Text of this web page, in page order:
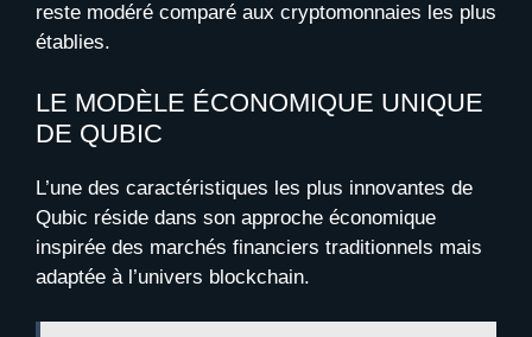
reste modéré comparé aux cryptomonnaies les plus
établies.
LE MODÈLE ÉCONOMIQUE UNIQUE
DE QUBIC
L’une des caractéristiques les plus innovantes de
Qubic réside dans son approche économique
inspirée des marchés financiers traditionnels mais
adaptée à l’univers blockchain.